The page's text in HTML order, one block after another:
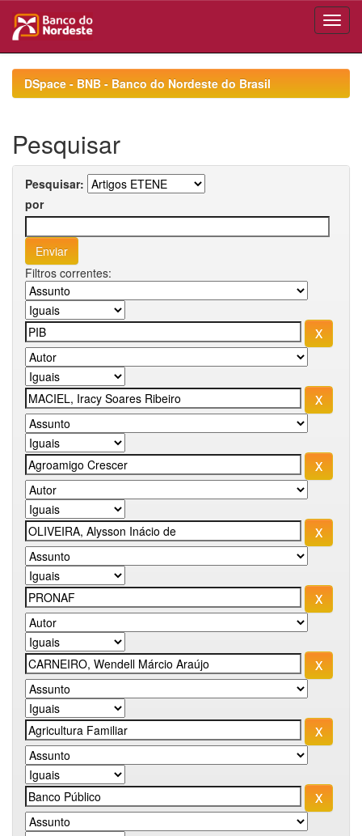
navigationDSpace - BNB - Banco do Nordeste do Brasil
Pesquisar
Pesquisar:
por
Filtros correntes: